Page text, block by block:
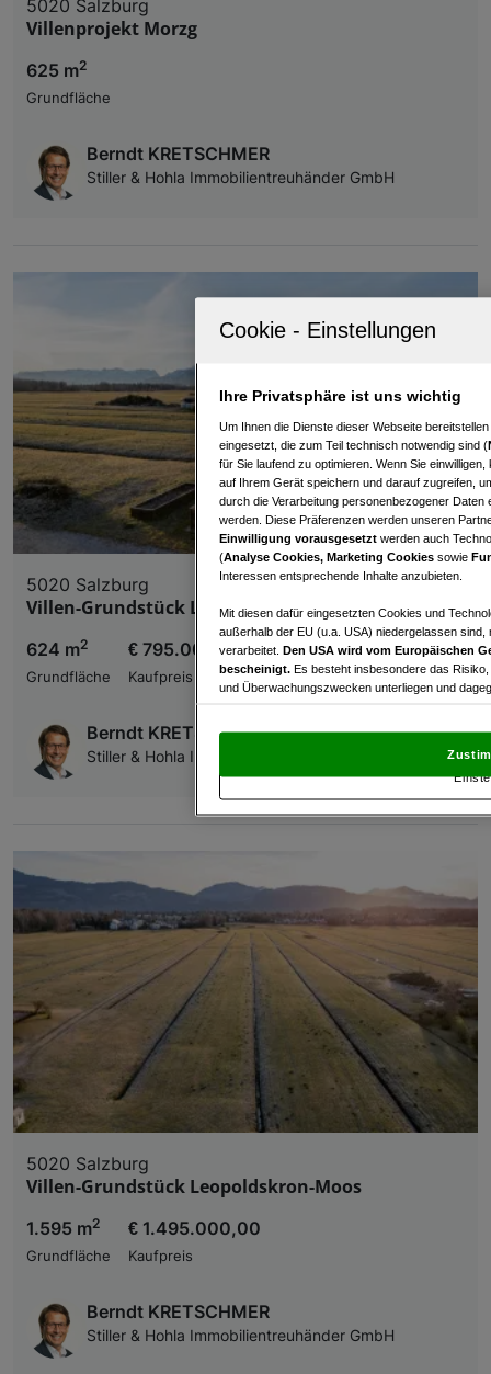
5020 Salzburg
Villenprojekt Morzg
625 m2
Grundfläche
Berndt KRETSCHMER
Stiller & Hohla Immobilientreuhänder GmbH
5020 Salzburg
Villen-Grundstück Leopoldskron-Moos
624 m2
Grundfläche
€ 795.000,00
Kaufpreis
Berndt KRETSCHMER
Stiller & Hohla Immobilientreuhänder GmbH
5020 Salzburg
Villen-Grundstück Leopoldskron-Moos
1.595 m2
Grundfläche
€ 1.495.000,00
Kaufpreis
Berndt KRETSCHMER
Stiller & Hohla Immobilientreuhänder GmbH
Ihre Privatsphäre ist uns wichtig
Um Ihnen die Dienste dieser Webseite
eingesetzt, die zum Teil technisch notwendig sind (
für Sie laufend zu optimieren. Wenn Sie
auf Ihrem Gerät speichern und darauf zugreifen,
durch die Verarbeitung personenbezogener
werden. Diese Präferenzen werden unseren
Einwilligung vorausgesetzt werden auch
(Analyse Cookies, Marketing Cookies sowie
Interessen entsprechende Inhalte anzubieten.
Mit diesen dafür eingesetzten Cookies und
außerhalb der EU (u.a. USA) niedergelassen
verarbeitet. Den USA wird vom Europäischen
bescheinigt. Es besteht insbesondere das
und Überwachungszwecken unterliegen und
und Widerspruch gegen die Verarbeitung auf der
„Cookie Einstellungen“, die sich auf jeder Seite
Zugriff auf Informationen auf einem Endgerät.
und der Performance von Inhalten,
Liste der Partner (Lieferanten)